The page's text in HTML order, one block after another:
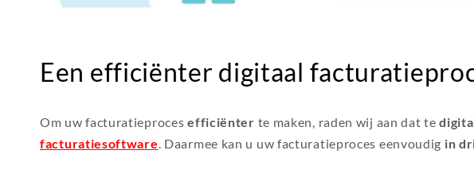
Een efficiënter digitaal
Om uw facturatieprocesefficiënter te maken, raden wij aan dat te
facturatiesoftware. Daarmee kan u uw facturatieproces eenvoudig in